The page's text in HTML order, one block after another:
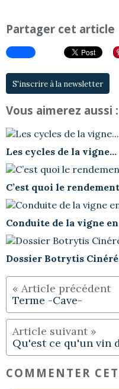
Partager cet article
S'inscrire à la newsletter
Vous aimerez aussi :
Les cycles de la vigne...
C’est quoi le
Conduite de la vigne
Dossier Botrytis
Terme -Cave-
Qu'est ce qu'un vin
COMMENTER